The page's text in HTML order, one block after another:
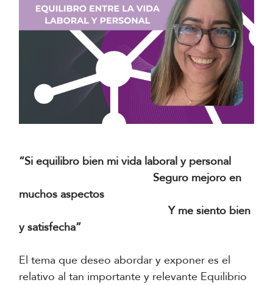
“Si equilibro bien mi vida laboral y personal
Seguro mejoro en
muchos aspectos
Y me siento bien
y satisfecha”
El tema que deseo abordar y exponer es el
relativo al tan importante y relevante Equilibrio